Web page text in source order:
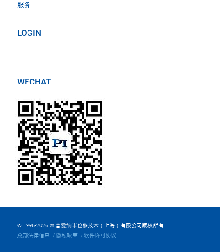
服务
LOGIN
WECHAT
© 1996-2026 © 普爱纳米位移技术（上海）有限公司版权所有
总部法律信息
隐私政策 软件许可协议